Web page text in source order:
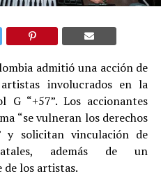
admitió una acción de
involucrados en la
G “+57”. Los accionantes
“se vulneran los derechos
y solicitan vinculación de
además de un
los artistas.